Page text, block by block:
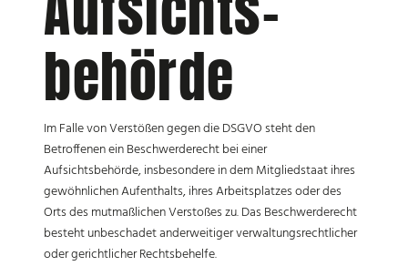
behörde
Im Falle von Verstößen gegen die DSGVO steht den
Betroffenen ein Beschwerderecht bei einer
Aufsichtsbehörde, insbesondere in dem Mitgliedstaat ihres
gewöhnlichen Aufenthalts, ihres Arbeitsplatzes oder des
Orts des mutmaßlichen Verstoßes zu. Das Beschwerderecht
besteht unbeschadet anderweitiger verwaltungsrechtlicher
oder gerichtlicher Rechtsbehelfe.